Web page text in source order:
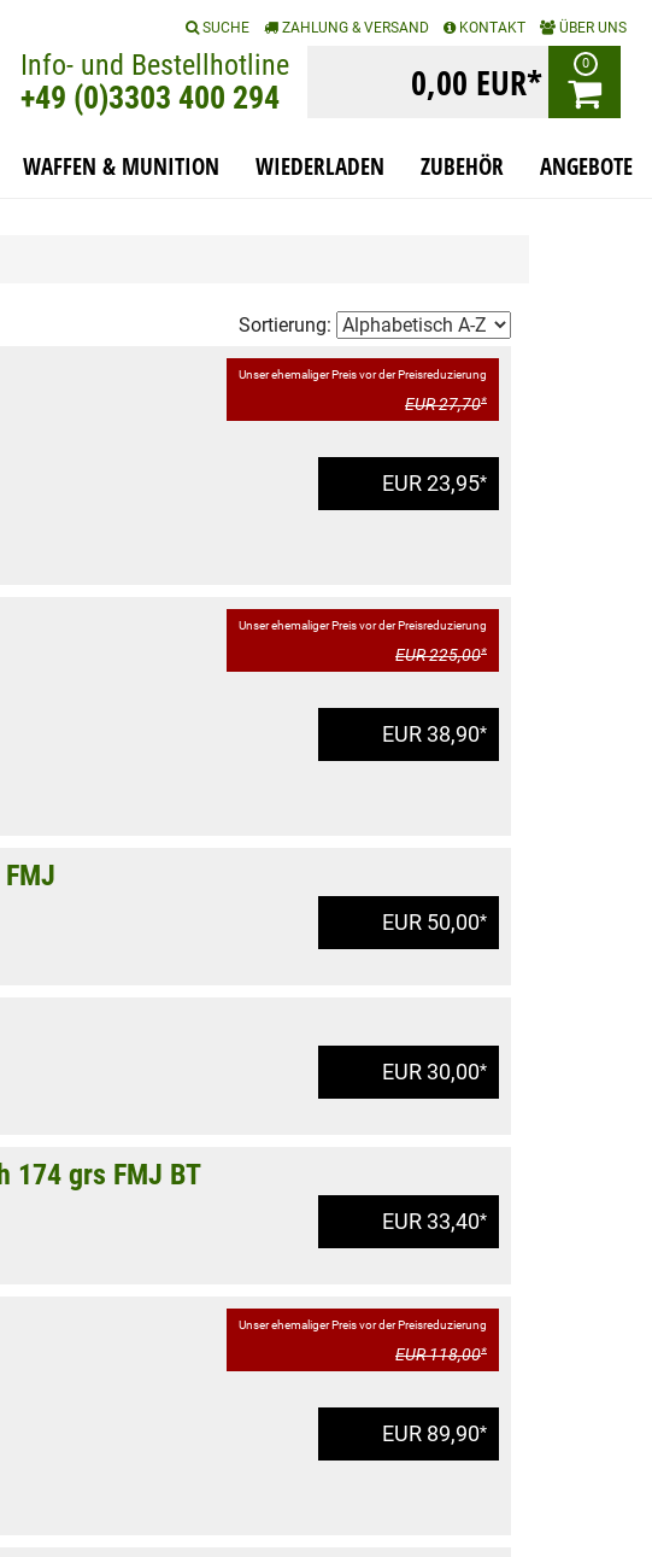
SUCHE ZAHLUNG & VERSAND KONTAKT ÜBER UNS
Info- und Bestellhotline
+49 (0)3303 400 294 0,00 EUR* 0
WAFFEN & MUNITION WIEDERLADEN ZUBEHÖR ANGEBOTE
Sortierung:
Unser ehemaliger Preis vor der Preisreduzierung
EUR 27,70*
EUR 23,95*
Unser ehemaliger Preis vor der Preisreduzierung
EUR 225,00*
EUR 38,90*
EUR 50,00*
EUR 30,00*
EUR 33,40*
174 grs FMJ BT
Unser ehemaliger Preis vor der Preisreduzierung
EUR 118,00*
EUR 89,90*